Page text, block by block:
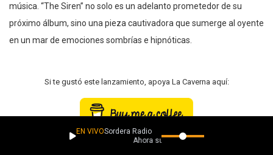
música. “The Siren” no solo es un adelanto prometedor de su
próximo álbum, sino una pieza cautivadora que sumerge al oyente
en un mar de emociones sombrías e hipnóticas.
Si te gustó este lanzamiento, apoya La Caverna aquí:
EN VIVOSordera Radio
Ahora suena